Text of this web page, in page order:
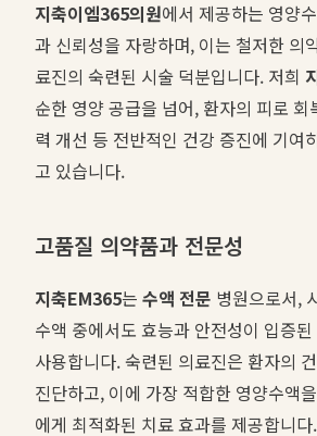
지축이엠365의원에서 제공하는 영양
과 신뢰성을 자랑하며, 이는 철저한 의
료진의 숙련된 시술 덕분입니다. 저희
순한 영양 공급을 넘어, 환자의 피로
력 개선 등 전반적인 건강 증진에 기여
고 있습니다.
고품질 의약품과 전문성
지축EM365는 수액 전문 병원으로서,
수액 중에서도 효능과 안전성이 입증
사용합니다. 숙련된 의료진은 환자의
진단하고, 이에 가장 적합한 영양수액
에게 최적화된 치료 효과를 제공합니